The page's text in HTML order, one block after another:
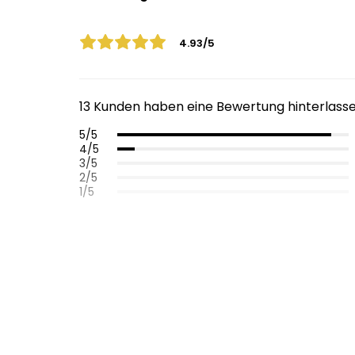
4.93/5
13 Kunden haben eine Bewertung
5/5
4/5
3/5
2/5
1/5